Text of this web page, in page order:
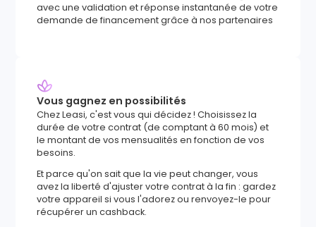
avec une validation et réponse instantanée de votre
demande de financement grâce à nos partenaires
Vous gagnez en possibilités
Chez Leasi, c'est vous qui décidez ! Choisissez la
durée de votre contrat (de comptant à 60 mois) et
le montant de vos mensualités en fonction de vos
besoins.
Et parce qu'on sait que la vie peut changer, vous
avez la liberté d'ajuster votre contrat à la fin : gardez
votre appareil si vous l'adorez ou renvoyez-le pour
récupérer un cashback.